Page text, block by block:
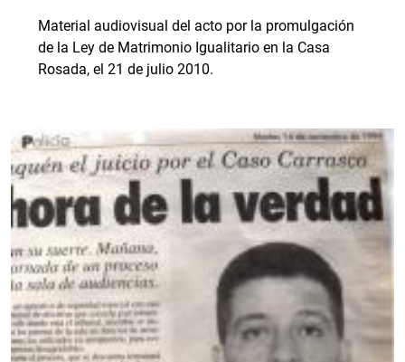
Material audiovisual del acto por la promulgación
de la Ley de Matrimonio Igualitario en la Casa
Rosada, el 21 de julio 2010.